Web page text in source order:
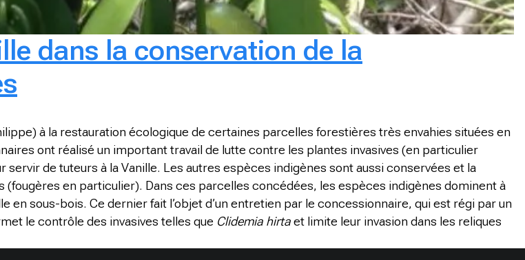
dans la conservation de la
à la restauration écologique de certaines parcelles forestières très envahies situées en
ont réalisé un important travail de lutte contre les plantes invasives (en particulier
de tuteurs à la Vanille. Les autres espèces indigènes sont aussi conservées et la
en particulier). Dans ces parcelles concédées, les espèces indigènes dominent à
sous-bois. Ce dernier fait l’objet d’un entretien par le concessionnaire, qui est régi par un
le contrôle des invasives telles que Clidemia hirtaet limite leur invasion dans les reliques